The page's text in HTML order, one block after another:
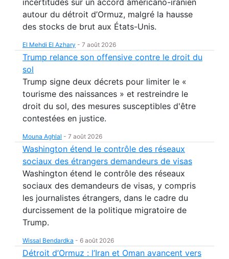
incertitudes sur un accord américano-iranien
autour du détroit d’Ormuz, malgré la hausse
des stocks de brut aux États-Unis.
El Mehdi El Azhary - 7 août 2026
Trump relance son offensive contre le droit du
sol
Trump signe deux décrets pour limiter le «
tourisme des naissances » et restreindre le
droit du sol, des mesures susceptibles d'être
contestées en justice.
Mouna Aghlal - 7 août 2026
Washington étend le contrôle des réseaux
sociaux des étrangers demandeurs de visas
Washington étend le contrôle des réseaux
sociaux des demandeurs de visas, y compris
les journalistes étrangers, dans le cadre du
durcissement de la politique migratoire de
Trump.
Wissal Bendardka - 6 août 2026
Détroit d’Ormuz : l’Iran et Oman avancent vers